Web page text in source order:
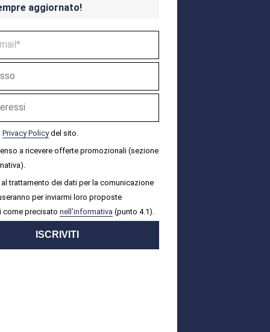
aggiornato!
Privacy Policydel sito.
a ricevere offerte promozionali (sezione
trattamento dei dati per la comunicazione
per inviarmi loro proposte
come precisato nell'informativa (punto 4.1).
ISCRIVITI